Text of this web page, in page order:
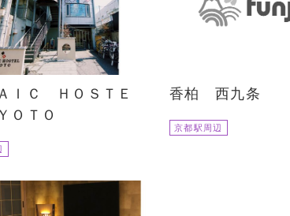
ＩＣ ＨＯＳＴＥ
ＯＴＯ
香柏 西九条
京都駅周辺